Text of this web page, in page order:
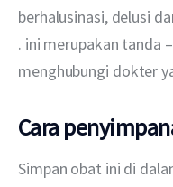
berhalusinasi, delusi
. ini merupakan tanda
menghubungi dokter
Cara
Simpan obat ini di